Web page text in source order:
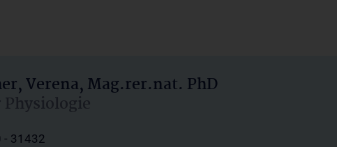
Verena, Mag.rer.nat. PhD
- 31432